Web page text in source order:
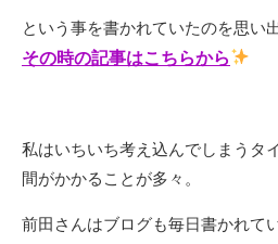
という事を書かれていたのを
その時の記事はこちらから
私はいちいち考え込んでしまうタ
間がかかることが多々。
前田さんはブログも毎日書かれて